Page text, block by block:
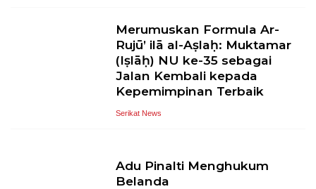
Merumuskan Formula Ar-
Rujū’ ilā al-Aṣlaḥ: Muktamar
(Iṣlāḥ) NU ke-35 sebagai
Jalan Kembali kepada
Kepemimpinan Terbaik
Serikat News
Adu Pinalti Menghukum
Belanda